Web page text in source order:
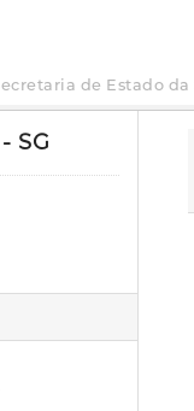
de Estado da
SG